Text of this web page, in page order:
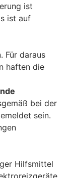
ist
ist auf
Für daraus
haften die
bei der
sein.
Hilfsmittel